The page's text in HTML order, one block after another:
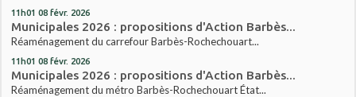
11h01 08 févr. 2026
Municipales 2026 : propositions d'Action Barbès...
Réaménagement du carrefour Barbès-Rochechouart...
11h01 08 févr. 2026
Municipales 2026 : propositions d'Action Barbès...
Réaménagement du métro Barbès-Rochechouart État...